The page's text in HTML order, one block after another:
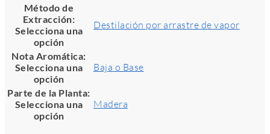
Método de
Extracción:
Selecciona una
opción
Destilación por arrastre de vapor
Nota Aromática:
Selecciona una
opción
Baja o Base
Parte de la Planta:
Selecciona una
opción
Madera